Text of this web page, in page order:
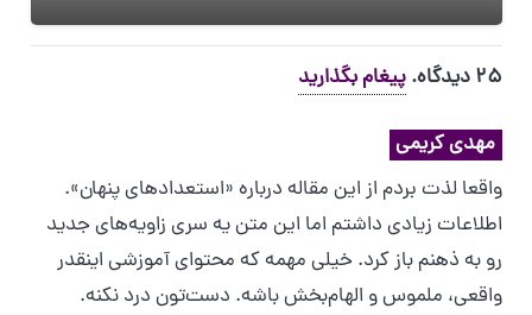
25 دیدگاه. پیغام بگذارید
مهدی کریمی
واقعا لذت بردم از این مقاله درباره «استعدادهای پنهان».
اطلاعات زیادی داشتم اما این متن یه سری زاویه‌های جدید
رو به ذهنم باز کرد. خیلی مهمه که محتوای آموزشی اینقدر
واقعی، ملموس و الهام‌بخش باشه. دست‌تون درد نکنه.